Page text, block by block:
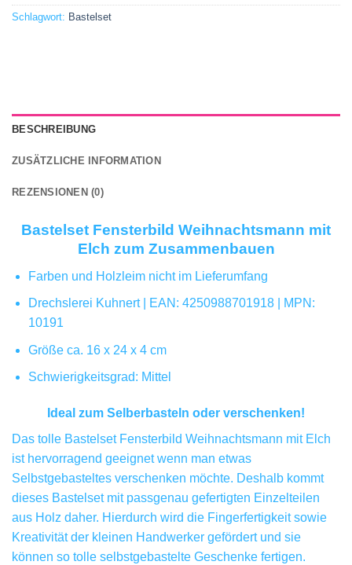
Schlagwort: Bastelset
BESCHREIBUNG
ZUSÄTZLICHE INFORMATION
REZENSIONEN (0)
Bastelset Fensterbild Weihnachtsmann mit
Elch zum Zusammenbauen
Farben und Holzleim nicht im Lieferumfang
Drechslerei Kuhnert | EAN: 4250988701918 | MPN:
10191
Größe ca. 16 x 24 x 4 cm
Schwierigkeitsgrad: Mittel
Ideal zum Selberbasteln oder verschenken!
Das tolle Bastelset Fensterbild Weihnachtsmann mit Elch
ist hervorragend geeignet wenn man etwas
Selbstgebasteltes verschenken möchte. Deshalb kommt
dieses Bastelset mit passgenau gefertigten Einzelteilen
aus Holz daher. Hierdurch wird die Fingerfertigkeit sowie
Kreativität der kleinen Handwerker gefördert und sie
können so tolle selbstgebastelte Geschenke fertigen.